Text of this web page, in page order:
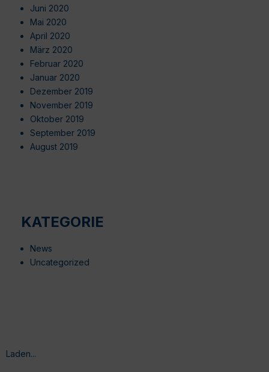
Juni 2020
Mai 2020
April 2020
März 2020
Februar 2020
Januar 2020
Dezember 2019
November 2019
Oktober 2019
September 2019
August 2019
KATEGORIE
News
Uncategorized
Laden...